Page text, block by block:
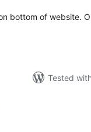
bottom of website.
Tested